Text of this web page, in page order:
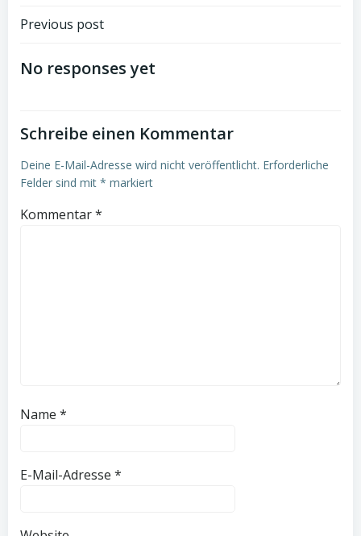
Post
navigation
Previous post
No responses yet
Schreibe einen Kommentar
Deine E-Mail-Adresse wird nicht veröffentlicht. Erforderliche
Felder sind mit * markiert
Kommentar*
Name *
E-Mail-Adresse *